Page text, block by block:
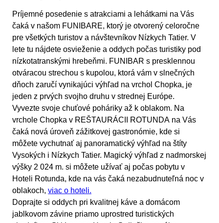
Príjemné posedenie s atrakciami a lehátkami na Vás
čaká v našom FUNIBARE, ktorý je otvorený celoročne
pre všetkých turistov a návštevníkov Nízkych Tatier. V
lete tu nájdete osvieženie a oddych počas turistiky pod
nízkotatranskými hrebeňmi. FUNIBAR s presklennou
otváracou strechou s kupolou, ktorá vám v slnečných
dňoch zaručí vynikajúci výhľad na vrchol Chopka, je
jeden z prvých svojho druhu v strednej Európe.
Vyvezte svoje chuťové poháriky až k oblakom. Na
vrchole Chopka v REŠTAURÁCII ROTUNDA na Vás
čaká nová úroveň zážitkovej gastronómie, kde si
môžete vychutnať aj panoramatický výhľad na štíty
Vysokých i Nízkych Tatier. Magický výhľad z nadmorskej
výšky 2 024 m. si môžete užívať aj počas pobytu v
Hoteli Rotunda, kde na vás čaká nezabudnuteľná noc v
oblakoch, viac o hoteli.
Doprajte si oddych pri kvalitnej káve a domácom
jablkovom závine priamo uprostred turistických